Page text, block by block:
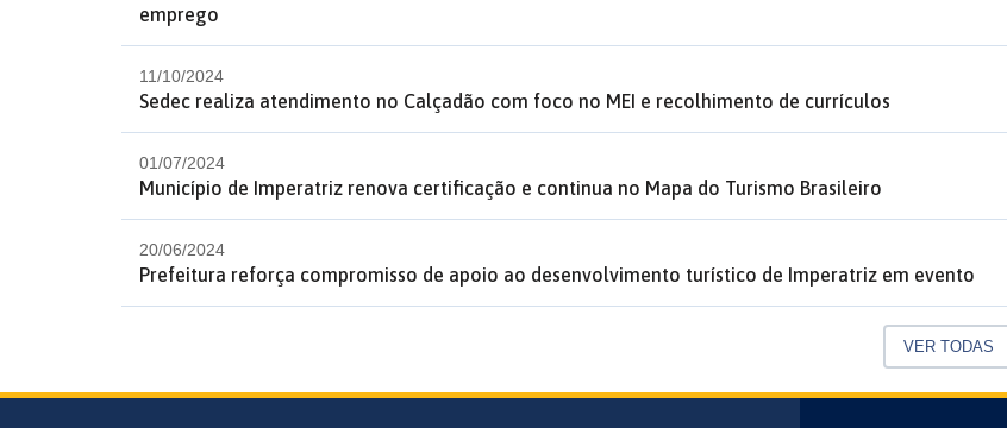
emprego
11/10/2024
Sedec realiza atendimento no Calçadão com foco no MEI e recolhimento de currículos
01/07/2024
Município de Imperatriz renova certificação e continua no Mapa do Turismo Brasileiro
20/06/2024
Prefeitura reforça compromisso de apoio ao desenvolvimento turístico de Imperatriz em evento
VER TODAS